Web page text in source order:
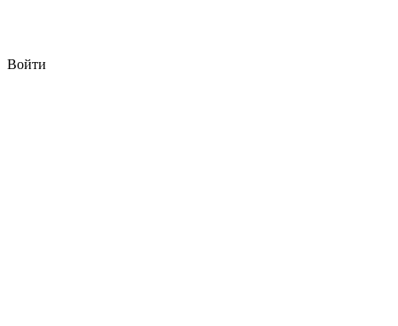
Войти